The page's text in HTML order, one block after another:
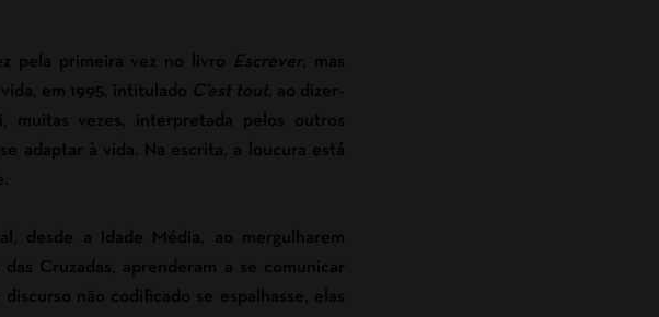
pela primeira vez no livro Escrever, mas
em 1995, intitulado C’est tout, ao dizer-
muitas vezes, interpretada pelos outros
adaptar à vida. Na escrita, a loucura está
desde a Idade Média, ao mergulharem
Cruzadas, aprenderam a se comunicar
não codificado se espalhasse, elas